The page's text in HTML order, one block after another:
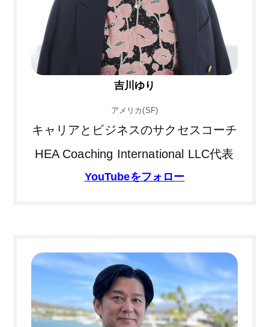
吉川ゆり
アメリカ(SF)
キャリアとビジネスのサクセスコーチ
HEA Coaching International LLC代表
YouTubeをフォロー